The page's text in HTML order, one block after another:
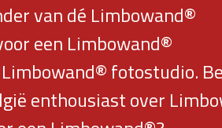
van dé Limbowand®
een Limbowand®
fotostudio.
enthousiast over